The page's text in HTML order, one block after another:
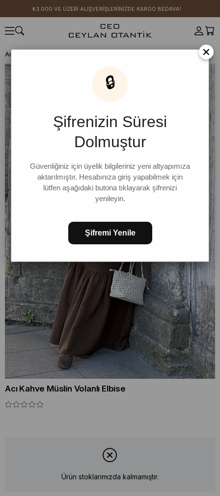
₺3.000 VE ÜZERİ ALIŞVERİŞLERİNİZDE KARGO BEDAVA!
Anasayfa
Acı Kahve Müslin Volanlı Elbise
Ürün stoklarımızda kalmamıştır.
×
🔒
Şifrenizin Süresi
Dolmuştur
Güvenliğiniz için üyelik bilgileriniz yeni altyapımıza
aktarılmıştır. Hesabınıza giriş yapabilmek için
lütfen aşağıdaki butona tıklayarak şifrenizi
yenileyin.
Şifremi Yenile